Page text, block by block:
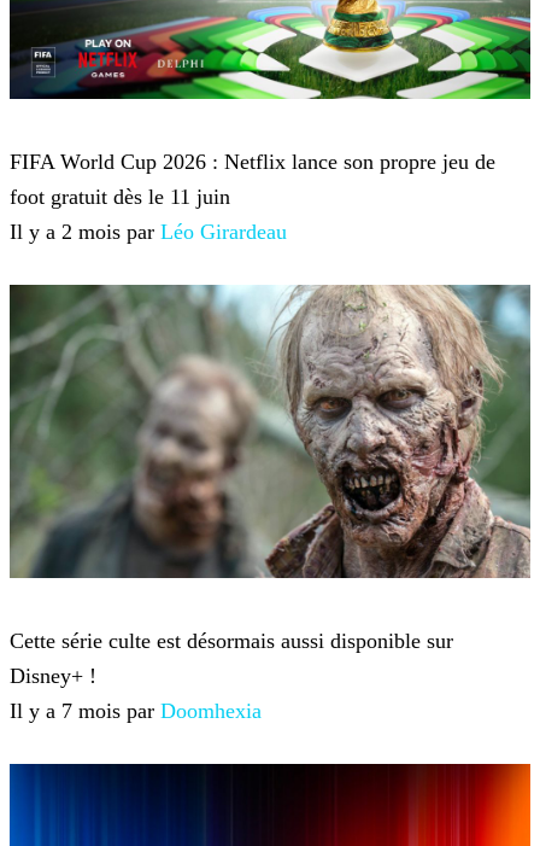
FIFA World Cup 2026 : Netflix lance son propre jeu de
foot gratuit dès le 11 juin
Il y a 2 mois par Léo Girardeau
Cette série culte est désormais aussi disponible sur
Disney+ !
Il y a 7 mois par Doomhexia